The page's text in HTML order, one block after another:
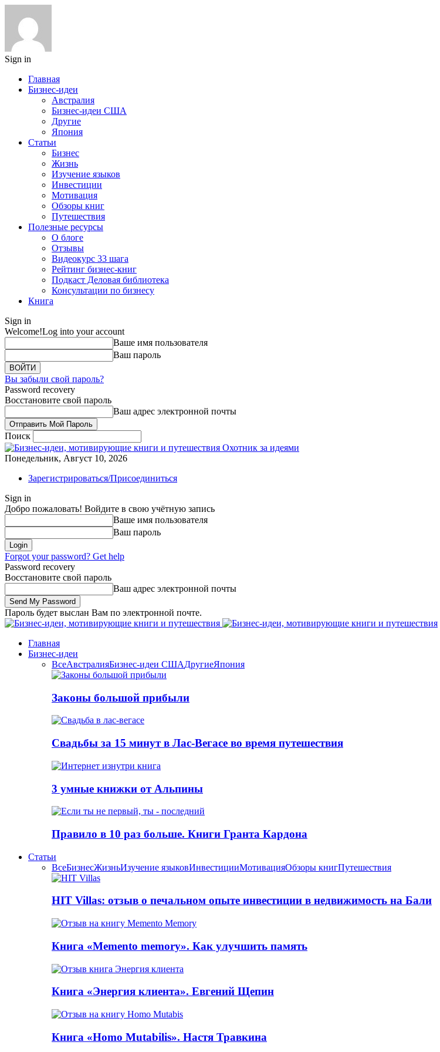
Sign in
Главная
Бизнес-идеи
Австралия
Бизнес-идеи США
Другие
Япония
Статьи
Бизнес
Жизнь
Изучение языков
Инвестиции
Мотивация
Обзоры книг
Путешествия
Полезные ресурсы
О блоге
Отзывы
Видеокурс 33 шага
Рейтинг бизнес-книг
Подкаст Деловая библиотека
Консультации по бизнесу
Книга
Sign in
Welcome!Log into your account
Ваше имя пользователя
Ваш пароль
Вы забыли свой пароль?
Password recovery
Восстановите свой пароль
Ваш адрес электронной почты
Поиск
Охотник за идеями
Понедельник, Август 10, 2026
Зарегистрироваться/Присоединиться
Sign in
Добро пожаловать! Войдите в свою учётную запись
Ваше имя пользователя
Ваш пароль
Forgot your password? Get help
Password recovery
Восстановите свой пароль
Ваш адрес электронной почты
Пароль будет выслан Вам по электронной почте.
Главная
Бизнес-идеи
ВсеАвстралияБизнес-идеи СШАДругиеЯпония
Законы большой прибыли
Свадьбы за 15 минут в Лас-Вегасе во время путешествия
3 умные книжки от Альпины
Правило в 10 раз больше. Книги Грантa Кардона
Статьи
ВсеБизнесЖизньИзучение языковИнвестицииМотивацияОбзоры книгПутешествия
HIT Villas: отзыв о печальном опыте инвестиции в недвижимость на Бали
Книга «Memento memory». Как улучшить память
Книга «Энергия клиента». Евгений Щепин
Книга «Homo Mutabilis». Настя Травкина